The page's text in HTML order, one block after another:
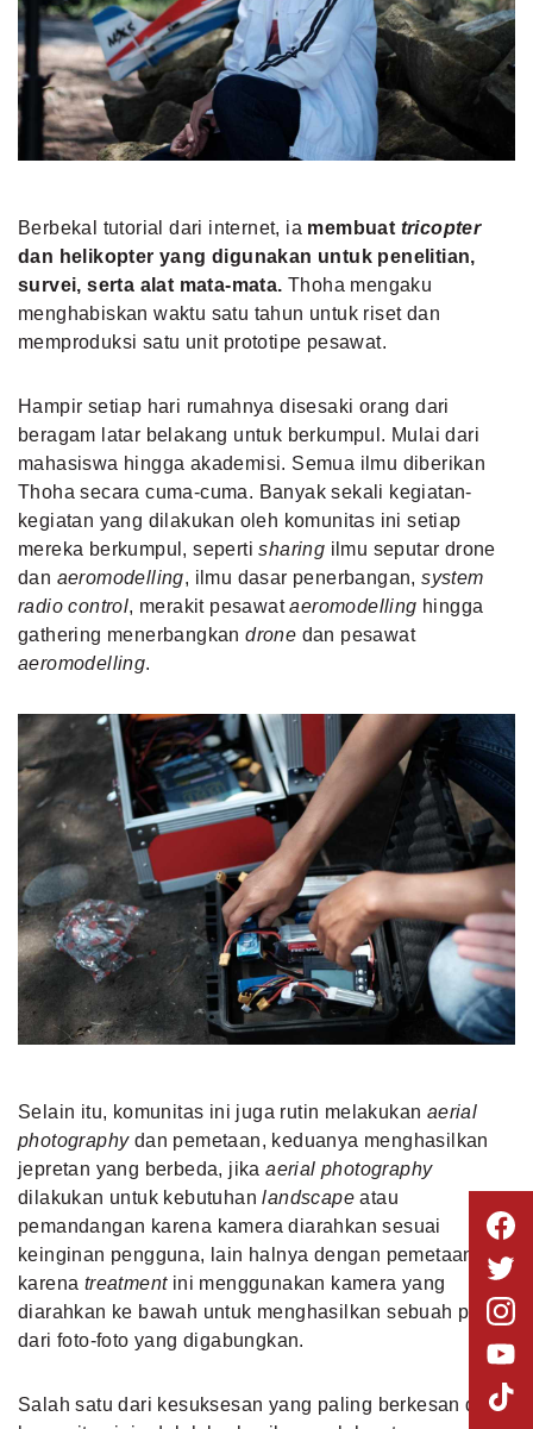
Berbekal tutorial dari internet, ia membuat tricopter
dan helikopter yang digunakan untuk penelitian,
survei, serta alat mata-mata.Thoha mengaku
menghabiskan waktu satu tahun untuk riset dan
memproduksi satu unit prototipe pesawat.
Hampir setiap hari rumahnya disesaki orang dari
beragam latar belakang untuk berkumpul. Mulai dari
mahasiswa hingga akademisi. Semua ilmu diberikan
Thoha secara cuma-cuma. Banyak sekali kegiatan-
kegiatan yang dilakukan oleh komunitas ini setiap
mereka berkumpul, sepertisharing ilmu seputar drone
dan aeromodelling, ilmu dasar penerbangan,system
radio control, merakit pesawataeromodelling hingga
gathering menerbangkandrone dan pesawat
aeromodelling.
Selain itu, komunitas ini juga rutin melakukan aerial
photographydan pemetaan, keduanya menghasilkan
jepretan yang berbeda, jikaaerial photography
dilakukan untuk kebutuhanlandscape atau
pemandangan karena kamera diarahkan sesuai
keinginan pengguna, lain halnya dengan pemetaan,
karena treatmentini menggunakan kamera yang
diarahkan ke bawah untuk menghasilkan sebuah peta
dari foto-foto yang digabungkan.
Salah satu dari kesuksesan yang paling berkesan dari